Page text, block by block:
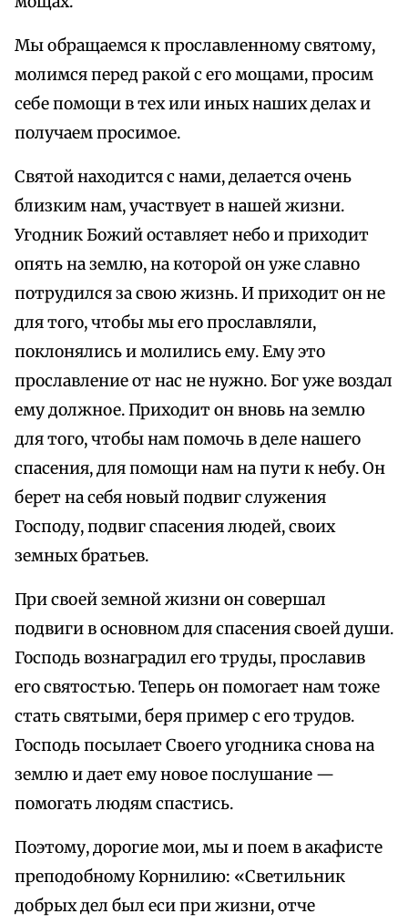
Мы обращаемся к прославленному святому,
молимся перед ракой с его мощами, просим
себе помощи в тех или иных наших делах и
получаем просимое.
Святой находится с нами, делается очень
близким нам, участвует в нашей жизни.
Угодник Божий оставляет небо и приходит
опять на землю, на которой он уже славно
потрудился за свою жизнь. И приходит он не
для того, чтобы мы его прославляли,
поклонялись и молились ему. Ему это
прославление от нас не нужно. Бог уже воздал
ему должное. Приходит он вновь на землю
для того, чтобы нам помочь в деле нашего
спасения, для помощи нам на пути к небу. Он
берет на себя новый подвиг служения
Господу, подвиг спасения людей, своих
земных братьев.
При своей земной жизни он совершал
подвиги в основном для спасения своей души.
Господь вознаградил его труды, прославив
его святостью. Теперь он помогает нам тоже
стать святыми, беря пример с его трудов.
Господь посылает Своего угодника снова на
землю и дает ему новое послушание —
помогать людям спастись.
Поэтому, дорогие мои, мы и поем в акафисте
преподобному Корнилию: «Светильник
добрых дел был еси при жизни, отче